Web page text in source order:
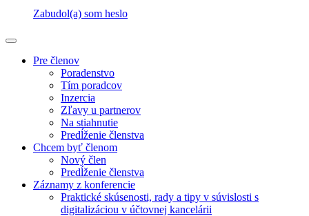
Zabudol(a) som heslo
Pre členov
Poradenstvo
Tím poradcov
Inzercia
Zľavy u partnerov
Na stiahnutie
Predĺženie členstva
Chcem byť členom
Nový člen
Predĺženie členstva
Záznamy z konferencie
Praktické skúsenosti, rady a tipy v súvislosti s
digitalizáciou v účtovnej kancelárii